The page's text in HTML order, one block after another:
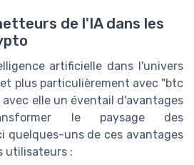
de l'IA dans les
artificielle dans l'univers
plus particulièrement avec "btc
avec elle un éventail d'avantages
le paysage des
quelques-uns de ces avantages
utilisateurs :